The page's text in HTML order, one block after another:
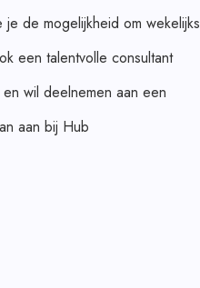
de mogelijkheid om wekelijks
een talentvolle consultant
wil deelnemen aan een
aan bij Hub